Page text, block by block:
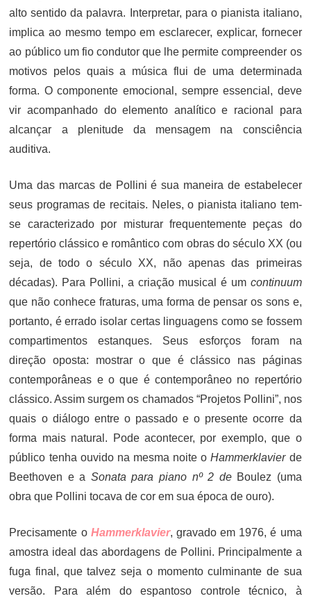
alto sentido da palavra. Interpretar, para o pianista italiano,
implica ao mesmo tempo em esclarecer, explicar, fornecer
ao público um fio condutor que lhe permite compreender os
motivos pelos quais a música flui de uma determinada
forma. O componente emocional, sempre essencial, deve
vir acompanhado do elemento analítico e racional para
alcançar a plenitude da mensagem na consciência
auditiva.
Uma das marcas de Pollini é sua maneira de estabelecer
seus programas de recitais. Neles, o pianista italiano tem-
se caracterizado por misturar frequentemente peças do
repertório clássico e romântico com obras do século XX (ou
seja, de todo o século XX, não apenas das primeiras
décadas). Para Pollini, a criação musical é um continuum
que não conhece fraturas, uma forma de pensar os sons e,
portanto, é errado isolar certas linguagens como se fossem
compartimentos estanques. Seus esforços foram na
direção oposta: mostrar o que é clássico nas páginas
contemporâneas e o que é contemporâneo no repertório
clássico. Assim surgem os chamados “Projetos Pollini”, nos
quais o diálogo entre o passado e o presente ocorre da
forma mais natural. Pode acontecer, por exemplo, que o
público tenha ouvido na mesma noite oHammerklavierde
Beethoven e a Sonata para piano nº 2 deBoulez (uma
obra que Pollini tocava de cor em sua época de ouro).
Precisamente o Hammerklavier, gravado em 1976, é uma
amostra ideal das abordagens de Pollini. Principalmente a
fuga final, que talvez seja o momento culminante de sua
versão. Para além do espantoso controle técnico, à